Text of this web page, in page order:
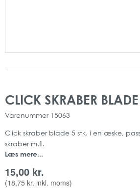
CLICK SKRABER BLADE
Varenummer 15063
Click skraber blade 5 stk. i en æske,
skraber m.fl.
Læs mere...
15,00 kr.
(18,75 kr. inkl. moms)
slutningen
af
starten
af